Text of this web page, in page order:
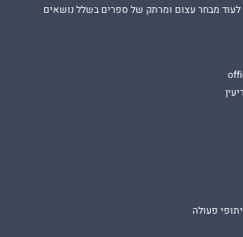
מבחר עצום ומרתק של ספרים בשלל נושאים
פעולה